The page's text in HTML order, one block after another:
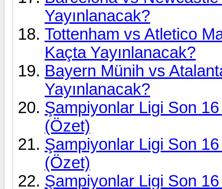
Yayınlanacak?
Tottenham vs Atletico
Kaçta Yayınlanacak?
Bayern Münih vs
Yayınlanacak?
Şampiyonlar Ligi Son
(Özet)
Şampiyonlar Ligi Son
(Özet)
Şampiyonlar Ligi Son